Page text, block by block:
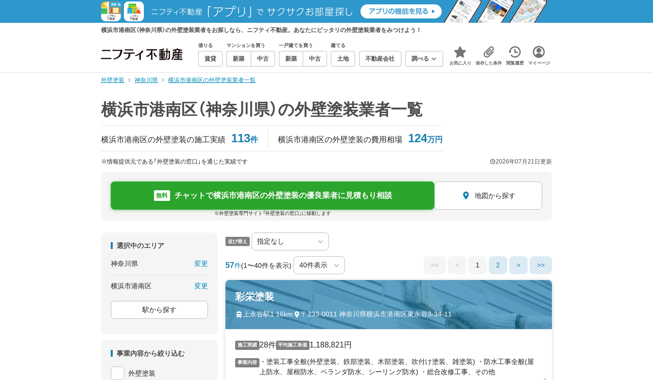
横浜市港南区（神奈川県）の外壁塗装業者をお探しなら、ニフティ不動産。あなたにピッタリの外壁塗装業者をみつけよう！
借りる
賃貸
マンションを買う
新築 中古
一戸建てを買う
新築 中古
建てる
土地 不動産会社 調べる
お気に入り 保存した条件 閲覧履歴 マイページ
外壁塗装 神奈川県 横浜市港南区の外壁塗装業者一覧
横浜市港南区（神奈川県）の外壁塗装業者一覧
横浜市港南区の外壁塗装の施工実績 113件 横浜市港南区の外壁塗装の費用相場 124万円
※情報提供元である「外壁塗装の窓口」を通じた実績です 2026年07月21日 更新
無料 チャットで横浜市港南区の外壁塗装の優良業者に見積もり相談 地図から探す
※外壁塗装専門サイト「外壁塗装の窓口」に移動します
選択中のエリア
神奈川県 変更
横浜市港南区 変更
駅から探す
事業内容から絞り込む
外壁塗装
並び替え
57件(1〜40件を表示) << < 1 2 > >>
彩栄塗装
上永谷駅1.16km 〒233-0011 神奈川県横浜市港南区東永谷3-34-11
施工実績 28件 平均施工単価 1,188,821円
事業内容 ・塗装工事全般(外壁塗装、鉄部塗装、木部塗装、吹付け塗装、雑塗装) ・防水工事全般(屋
上防水、屋根防水、ベランダ防水、シーリング防水) ・総合改修工事、その他